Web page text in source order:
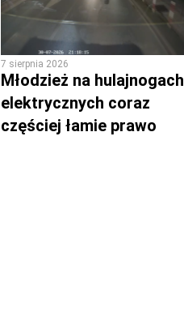
7 sierpnia 2026
Młodzież na hulajnogach
elektrycznych coraz
częściej łamie prawo